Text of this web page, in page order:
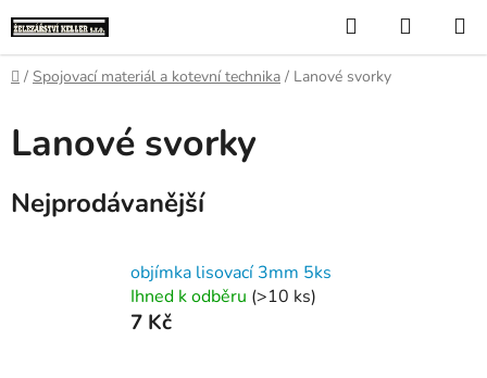
na
obsah
Hledat
KOŠÍK
Domů
/ Spojovací materiál a kotevní technika / Lanové svorky
Lanové svorky
Nejprodávanější
objímka lisovací 3mm 5ks
Ihned k odběru (>10 ks)
7 Kč